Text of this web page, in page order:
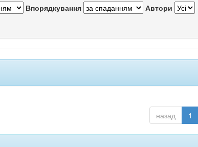
Впорядкування Автори
назад 1